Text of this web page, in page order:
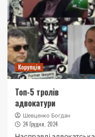
Корупція
Топ-5 тролів
адвокатури
Шевценко Богдан
24 Грудня, 2024